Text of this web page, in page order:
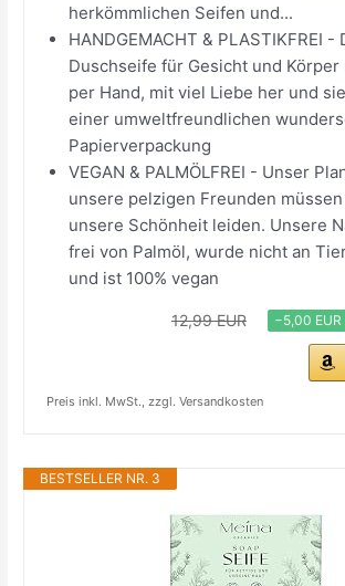
herkömmlichen Seifen und...
HANDGEMACHT & PLASTIKFREI -
Duschseife für Gesicht und
per Hand, mit viel Liebe her und
einer umweltfreundlichen
Papierverpackung
VEGAN & PALMÖLFREI - Unser
unsere pelzigen Freunden
unsere Schönheit leiden. Unsere
frei von Palmöl, wurde nicht an
und ist 100% vegan
12,99 EUR −5,00 EUR
Preis inkl. MwSt., zzgl. Versandkosten
BESTSELLER NR. 3